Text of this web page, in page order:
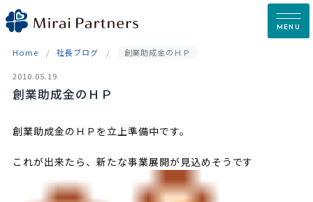
Skip
to
MENU
Home 社長ブログ 創業助成金のＨＰ
2010.05.19
創業助成金のＨＰ
創業助成金のＨＰを立上準備中です。
これが出来たら、新たな事業展開が見込めそうです